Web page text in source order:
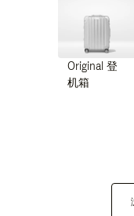
Original 登
机箱